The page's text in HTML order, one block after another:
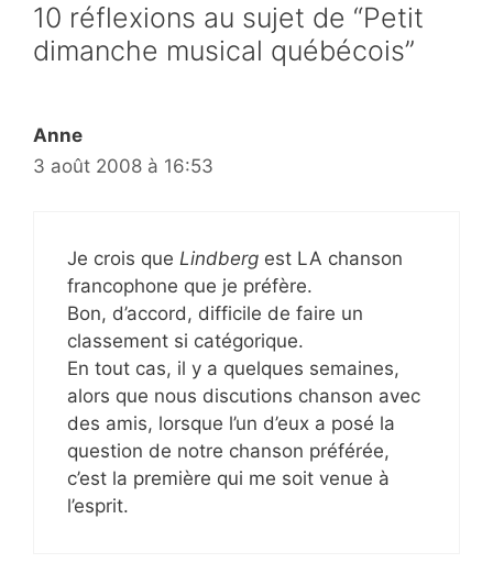
10 réflexions au sujet de “Petit
dimanche musical québécois”
Anne
3 août 2008 à 16:53
Je crois que Lindberg est LA chanson
francophone que je préfère.
Bon, d’accord, difficile de faire un
classement si catégorique.
En tout cas, il y a quelques semaines,
alors que nous discutions chanson avec
des amis, lorsque l’un d’eux a posé la
question de notre chanson préférée,
c’est la première qui me soit venue à
l’esprit.